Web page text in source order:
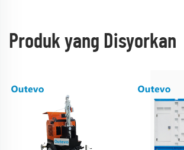
Produk yang Disyorkan